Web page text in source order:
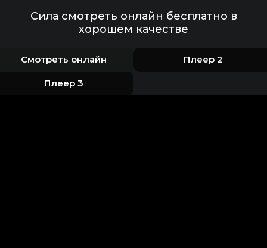
Сила смотреть онлайн бесплатно в
хорошем качестве
Смотреть онлайн Плеер 2
Плеер 3